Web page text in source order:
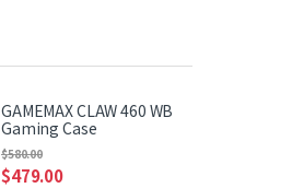
GAMEMAX CLAW 460 WB
Gaming Case
$479.00
$580.00